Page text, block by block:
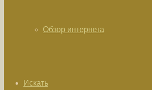
Обзор интернета
Искать